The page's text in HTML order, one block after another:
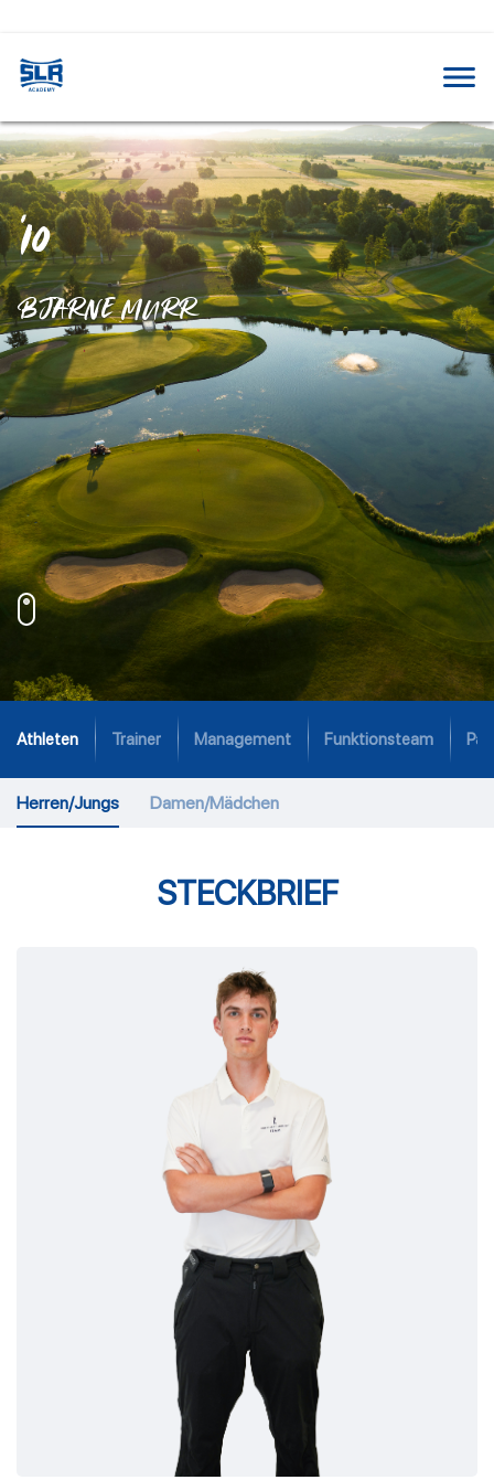
'10
BJARNE MURR
Athleten Trainer Management Funktionsteam
Herren/Jungs Damen/Mädchen
STECKBRIEF